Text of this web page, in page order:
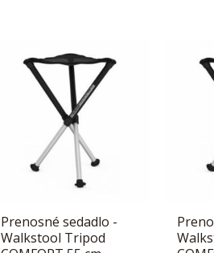
Prenosné sedadlo -
Walkstool Tripod